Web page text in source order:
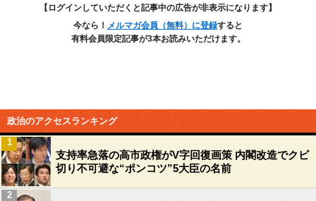
【ログインしていただくと記事中の広告が非表示になります】
今なら！ メルマガ会員（無料）に登録すると
有料会員限定記事が3本お読みいただけます。
政治のアクセスランキング
支持率急落の高市政権がV字回復画策 内閣改造でクビ
切り不可避な“ポンコツ”5大臣の名前
1
2